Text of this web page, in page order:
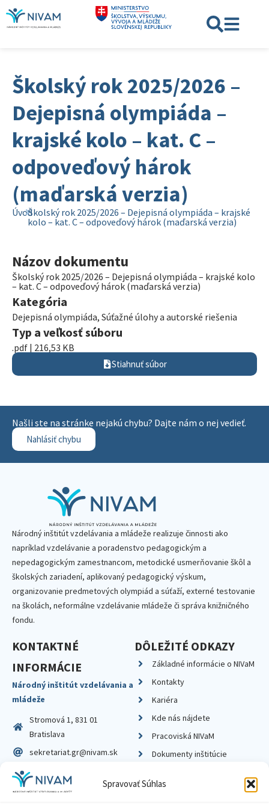
Spravovať Súhlas
Školský rok 2025/2026 –
Dejepisná olympiáda –
krajské kolo – kat. C –
odpoveďový hárok
(maďarská verzia)
ÚvodŠkolský rok 2025/2026 – Dejepisná olympiáda – krajské
kolo – kat. C – odpoveďový hárok (maďarská verzia)
Názov dokumentu
Školský rok 2025/2026 – Dejepisná olympiáda – krajské kolo
– kat. C – odpoveďový hárok (maďarská verzia)
Kategória
Dejepisná olympiáda, Súťažné úlohy a autorské riešenia
Typ a veľkosť súboru
.pdf | 216,53 KB
Stiahnuť súbor
Našli ste na stránke nejakú chybu? Dajte nám o nej vedieť.
Nahlásiť chybu
Národný inštitút vzdelávania a mládeže realizuje činnosti ako
napríklad vzdelávanie a poradenstvo pedagogickým a
nepedagogickým zamestnancom, metodické usmerňovanie škôl a
školských zariadení, aplikovaný pedagogický výskum,
organizovanie predmetových olympiád a súťaží, externé testovanie
na školách, neformálne vzdelávanie mládeže či správa knižničného
fondu.
KONTAKTNÉ
INFORMÁCIE
Národný inštitút vzdelávania a
mládeže
Stromová 1, 831 01
Bratislava
sekretariat.gr@nivam.sk
IČO: 00164348
DIČ: 2020798714
DÔLEŽITÉ ODKAZY
Základné informácie o NIVaM
Kontakty
Kariéra
Kde nás nájdete
Pracoviská NIVaM
Dokumenty inštitúcie